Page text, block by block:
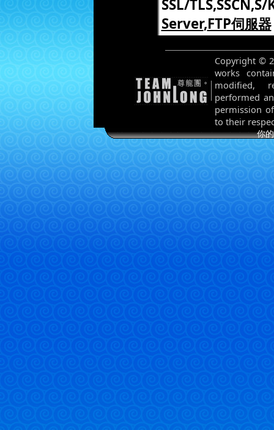
SSL/
Server,FTP伺服器
Copyright ©
works
modified,
performed
permission
to their
你